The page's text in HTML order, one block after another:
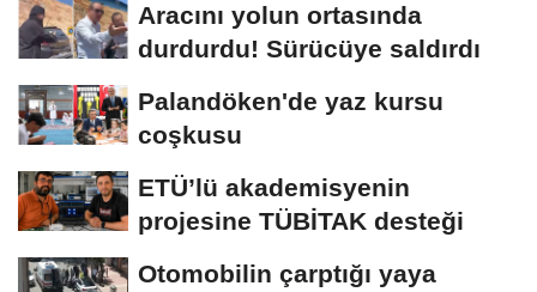
Aracını yolun ortasında
durdurdu! Sürücüye saldırdı
Palandöken'de yaz kursu
coşkusu
ETÜ’lü akademisyenin
projesine TÜBİTAK desteği
Otomobilin çarptığı yaya